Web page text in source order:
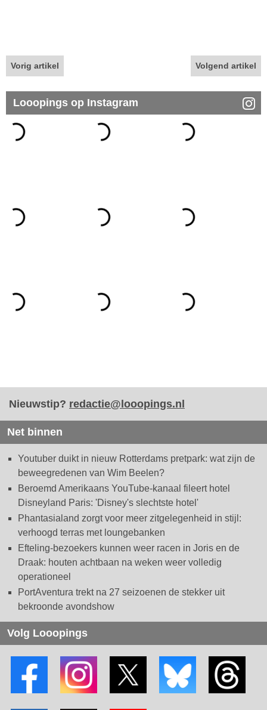
Vorig artikel Volgend artikel
Looopings op Instagram
Nieuwstip? redactie@looopings.nl
Net binnen
Youtuber duikt in nieuw Rotterdams pretpark: wat zijn de
beweegredenen van Wim Beelen?
Beroemd Amerikaans YouTube-kanaal fileert hotel
Disneyland Paris: 'Disney's slechtste hotel'
Phantasialand zorgt voor meer zitgelegenheid in stijl:
verhoogd terras met loungebanken
Efteling-bezoekers kunnen weer racen in Joris en de
Draak: houten achtbaan na weken weer volledig
operationeel
PortAventura trekt na 27 seizoenen de stekker uit
bekroonde avondshow
Volg Looopings